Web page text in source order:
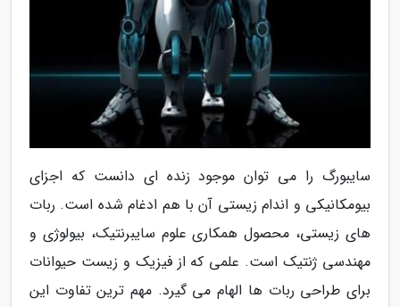
سایبورگ را می توان موجود زنده ای دانست که اجزای
بیومکانیکی و اندام زیستی آن با هم ادغام شده است. ربات
های زیستی، محصول همکاری علوم سایبرنتیک، بیولوژی و
مهندسی ژنتیک است. علمی که از فیزیک و زیست حیوانات
برای طراحی ربات ها الهام می گیرد. مهم ترین تفاوت این